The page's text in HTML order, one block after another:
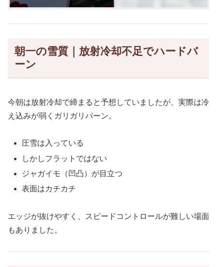
朝一の雪質｜放射冷却不足でハードバ
ーン
今朝は放射冷却で締まると予想していましたが、実際は冷
え込みが弱くガリガリバーン。
圧雪は入っている
しかしフラットではない
ジャガイモ（凹凸）が目立つ
表面はカチカチ
エッジが抜けやすく、スピードコントロールが難しい場面
もありました。